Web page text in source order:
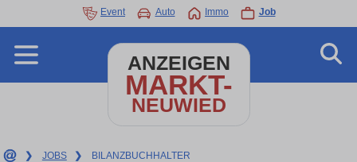
Event Auto Immo Job
ANZEIGEN
MARKT-
NEUWIED
❯ JOBS ❯ BILANZBUCHHALTER